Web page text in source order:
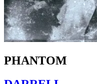
PHANTOM